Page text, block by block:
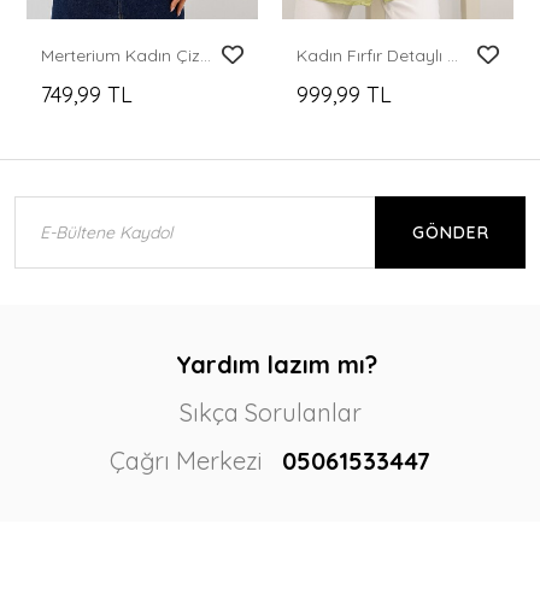
Merterium Kadın Çizgili Oversize Kısa Gömlek 20326 - Mavi
749,99 TL
Kadın Fırfır Detaylı Gömlek Tunik 5994 - E.Yeşil
999,99 TL
GÖNDER
Yardım lazım mı?
Sıkça Sorulanlar
Çağrı Merkezi
05061533447